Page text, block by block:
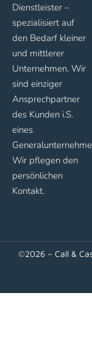
Dienstleister –
spezialisiert auf
den Bedarf kleiner
und mittlerer
Unternehmen. Wir
sind einziger
Ansprechpartner
des Kunden i.S.
eines
Wir pflegen den
persönlichen
Kontakt.
©2026 – Call &